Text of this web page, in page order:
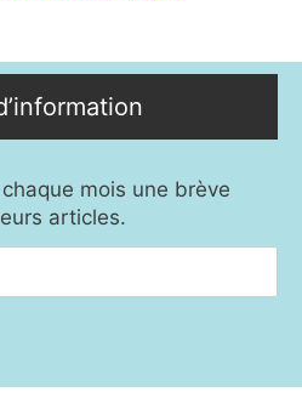
mois une brève
articles.